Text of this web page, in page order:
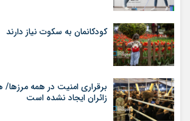
کودکانمان به سکوت نیاز دارند
برقراری امنیت در همه
زائران ایجاد نشده است